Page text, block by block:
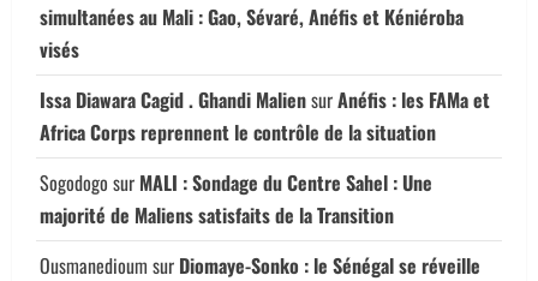
simultanées au Mali : Gao, Sévaré, Anéfis et Kéniéroba
visés
Issa Diawara Cagid . Ghandi MaliensurAnéfis : les FAMa et
Africa Corps reprennent le contrôle de la situation
Sogodogo sur MALI : Sondage du Centre Sahel : Une
majorité de Maliens satisfaits de la Transition
Ousmanedioum sur Diomaye-Sonko : le Sénégal se réveille